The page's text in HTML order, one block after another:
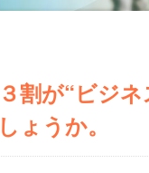
割が“ビジ
ょうか。